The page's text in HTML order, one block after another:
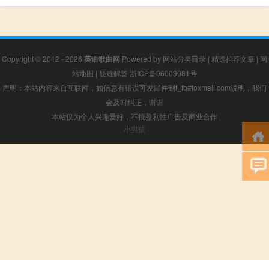
Copyright © 2012 - 2026 英语歌曲网 Powered by 网站分类目录 | 精选推荐文章 | 网
站地图 | 疑难解答 浙ICP备06009081号
声明：本站内容来自互联网，如信息有错误可发邮件到f_fb#foxmail.com说明，我们
会及时纠正，谢谢
本站仅为个人兴趣爱好，不接盈利性广告及商业合作
小男孩